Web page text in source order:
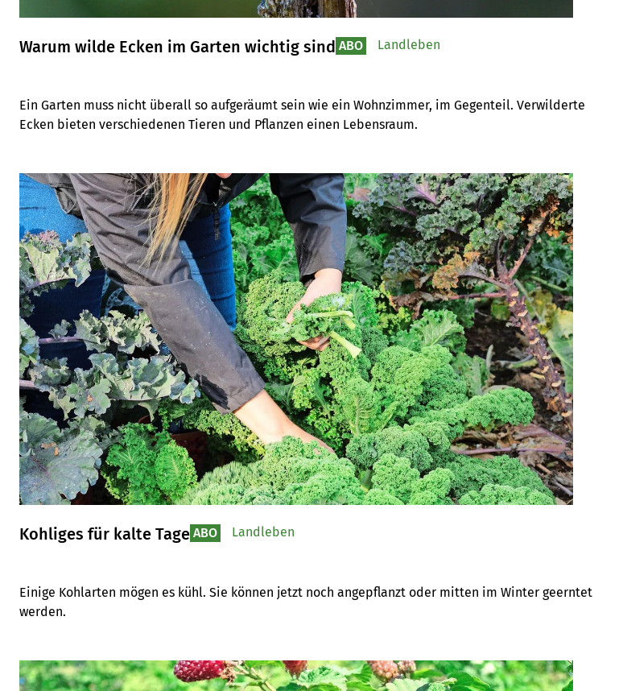
Warum wilde Ecken im Garten wichtig sind
Ein Garten muss nicht überall so aufgeräumt sein wie ein Wohnzimmer, im Gegenteil. Verwilderte
Ecken bieten verschiedenen Tieren und Pflanzen einen Lebensraum.
Landleben
ABO
Kohliges für kalte Tage
Einige Kohlarten mögen es kühl. Sie können jetzt noch angepflanzt oder mitten im Winter geerntet
werden.
ABO Landleben